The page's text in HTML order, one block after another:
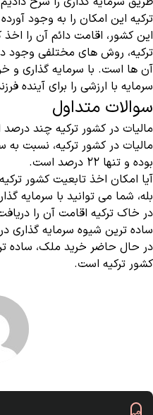
ترکیه این امکان را به وجود
این کشور، اقامت دائم آن را
ترکیه، روش های مختلفی وجود
آن ها است. با سرمایه گذاری و
سرمایه با ارزشی را برای آینده
سوالات متداول
مالیات در کشور ترکیه چند
مالیات در کشور ترکیه، نسبت به
بوده و تنها ۲۲ درصد است.
آیا امکان اخذ تابعیت کشور
بله، شما می‌ توانید با سرمایه
در خاک ترکیه اقامت آن را
ساده ترین شیوه سرمایه گذاری
در حال حاضر خرید ملک، ساده
کشور ترکیه است.